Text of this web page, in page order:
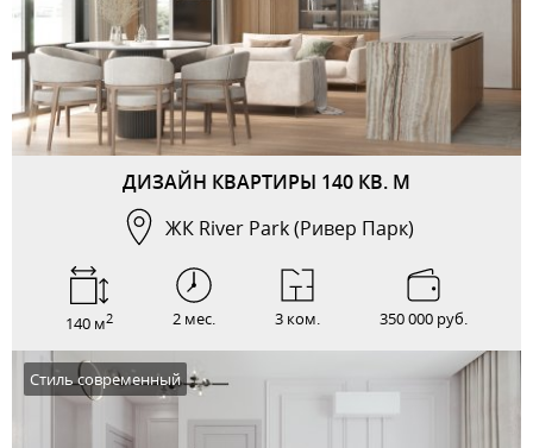
ДИЗАЙН КВАРТИРЫ 140 КВ. М
ЖК River Park (Ривер Парк)
140 м2 2 мес. 3 ком. 350 000 руб.
Стиль современный